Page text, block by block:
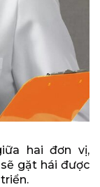
hai đơn vị,
gặt hái được